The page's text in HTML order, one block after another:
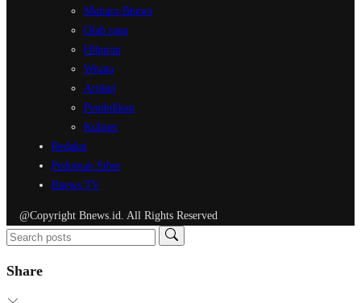
Mutiara Bnews
Olah raga
Hiburan
Wisata
Artikel
Pendidikan
Kuliner
Redaksi
Pedoman Siber
Bnews TV
@Copyright Bnews.id. All Rights Reserved
Share